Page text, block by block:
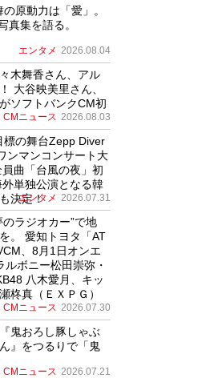
原動力は「愛」。
真集を語る。
エンタメ 2026.08.04
木舞香さん、アル
大谷映美里さん、
ソフトバンクCM初
CMニュース 2026.08.03
標の舞台Zepp Diver
ンマンコンサート大
曲「台風の夜」初
単独公演となる韓
決定！
エンタメ 2026.07.31
のラジオカー”で地
。 愛知トヨタ「AT
、8月1日オンエ
ボニー松田崇弥・
八木愛月、キッ
柊真（ＥＸＰＧ）
CMニュース 2026.07.30
鬼おろし豚しゃぶ
』をつるりで「鬼
CMニュース 2026.07.21